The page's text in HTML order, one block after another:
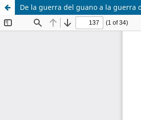
De la guerra del guano a la guerra